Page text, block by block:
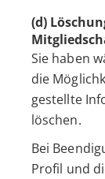
(d)
Sie haben
die
gestellte
löschen.
Bei
Profil und